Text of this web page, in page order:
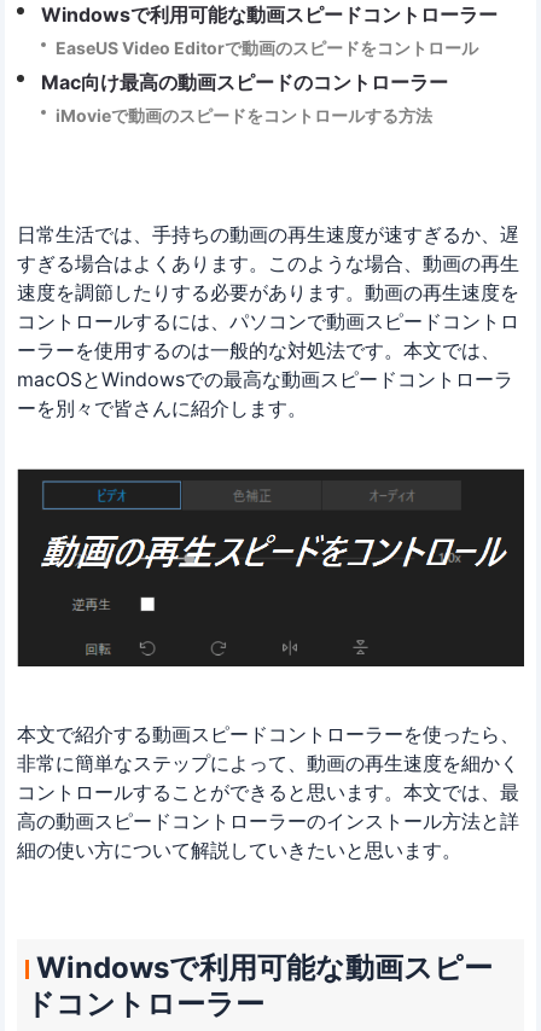
Windowsで利用可能な動画スピードコントローラー
EaseUS Video Editorで動画のスピードをコントロール
Mac向け最高の動画スピードのコントローラー
iMovieで動画のスピードをコントロールする方法
日常生活では、手持ちの動画の再生速度が速すぎるか、遅
すぎる場合はよくあります。このような場合、動画の再生
速度を調節したりする必要があります。動画の再生速度を
コントロールするには、パソコンで動画スピードコントロ
ーラーを使用するのは一般的な対処法です。本文では、
macOSとWindowsでの最高な動画スピードコントローラ
ーを別々で皆さんに紹介します。
本文で紹介する動画スピードコントローラーを使ったら、
非常に簡単なステップによって、動画の再生速度を細かく
コントロールすることができると思います。本文では、最
高の動画スピードコントローラーのインストール方法と詳
細の使い方について解説していきたいと思います。
Windowsで利用可能な動画スピー
ドコントローラー